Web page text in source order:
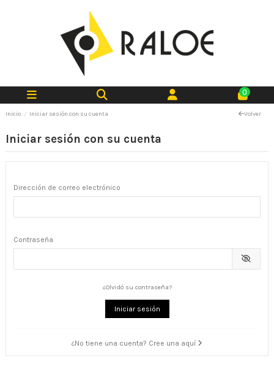
0
Inicio Iniciar sesión con su cuenta Volver
Iniciar sesión con su cuenta
Dirección de correo electrónico
Contraseña
¿Olvidó su contraseña?
Iniciar sesión
¿No tiene una cuenta? Cree una aquí